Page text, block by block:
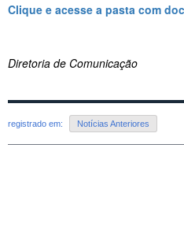
Clique e acesse a pasta com
Diretoria de Comunicação
registrado em: Notícias Anteriores